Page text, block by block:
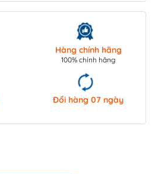
Hàng chính hãng
100% chính hãng
Đổi hàng 07 ngày